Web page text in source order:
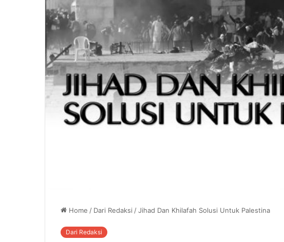
Home / Dari Redaksi /Jihad Dan Khilafah Solusi Untuk Palestina
Dari Redaksi